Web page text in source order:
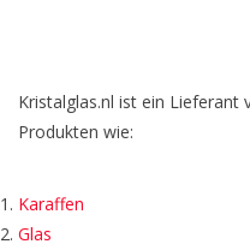
Kristalglas.nl ist ein
Produkten wie:
Karaffen
Glas